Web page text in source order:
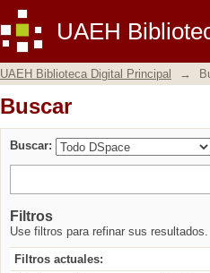
UAEH
Buscar
UAEH Biblioteca Digital Principal →
Buscar
Buscar:
Filtros
Use filtros para refinar sus resultados.
Filtros actuales: